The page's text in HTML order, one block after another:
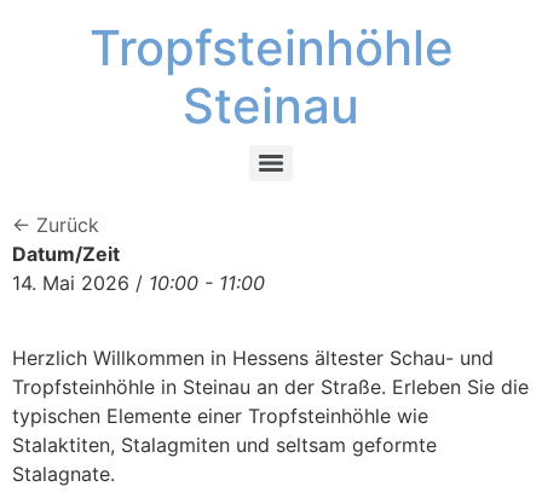
Tropfsteinhöhle
Steinau
← Zurück
Datum/Zeit
14. Mai 2026 / 10:00 - 11:00
Herzlich Willkommen in Hessens ältester Schau- und
Tropfsteinhöhle in Steinau an der Straße. Erleben Sie die
typischen Elemente einer Tropfsteinhöhle wie
Stalaktiten, Stalagmiten und seltsam geformte
Stalagnate.